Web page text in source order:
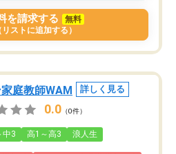
を請求する
無料
リストに追加する）
庭教師WAM 詳しく見る
0.0 （0件）
中3 高1～高3 浪人生